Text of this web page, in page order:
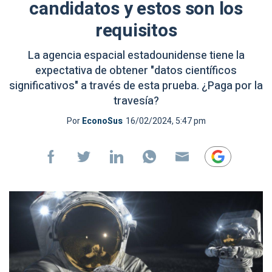
candidatos y estos son los
requisitos
La agencia espacial estadounidense tiene la
expectativa de obtener "datos científicos
significativos" a través de esta prueba. ¿Paga por la
travesía?
PorEconoSus 16/02/2024, 5:47 pm